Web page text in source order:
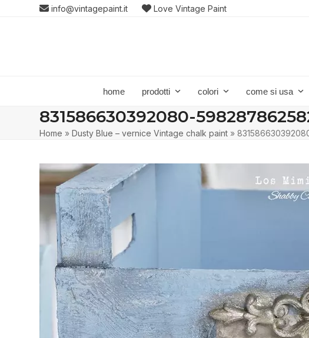
info@vintagepaint.it Love Vintage Paint
home prodotti colori come si usa
831586630392080-
Home »Dusty Blue – vernice Vintage chalk paint »